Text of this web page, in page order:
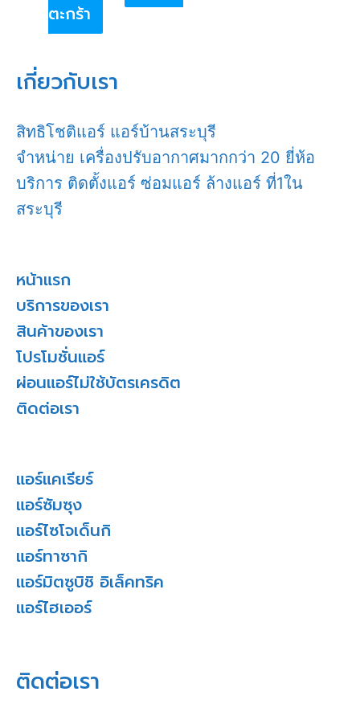
ตะกร้า
เกี่ยวกับเรา
สิทธิโชติแอร์ แอร์บ้านสระบุรี
จำหน่าย เครื่องปรับอากาศมากกว่า 20 ยี่ห้อ
บริการ ติดตั้งแอร์ ซ่อมแอร์ ล้างแอร์ ที่1ใน
สระบุรี
หน้าแรก
บริการของเรา
สินค้าของเรา
โปรโมชั่นแอร์
ผ่อนแอร์ไม่ใช้บัตรเครดิต
ติดต่อเรา
แอร์แคเรียร์
แอร์ซัมซุง
แอร์ไซโจเด็นกิ
แอร์ทาซากิ
แอร์มิตซูบิชิ อิเล็คทริค
แอร์ไฮเออร์
ติดต่อเรา